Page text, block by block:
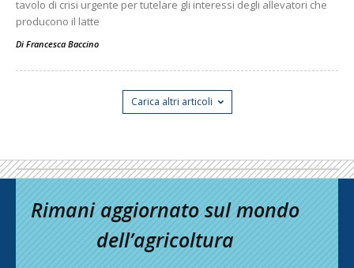
tavolo di crisi urgente per tutelare gli interessi degli allevatori che
producono il latte
Di Francesca Baccino
Carica altri articoli
Rimani aggiornato sul mondo
dell’agricoltura